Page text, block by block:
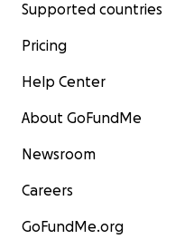
Supported countries
Pricing
Help Center
About GoFundMe
Newsroom
Careers
GoFundMe.org